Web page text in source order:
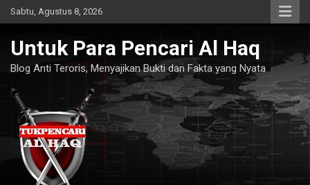
Skip
to
Sabtu, Agustus 8, 2026
Untuk Para Pencari Al Haq
Blog Anti Teroris, Menyajikan Bukti dan Fakta yang Nyata